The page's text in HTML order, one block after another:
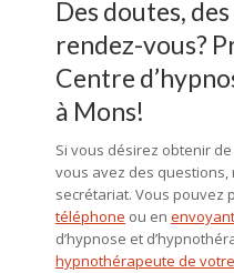
Des doutes,
rendez-vous?
Centre
à Mons!
Si vous désirez obtenir
vous avez des questions,
secrétariat. Vous pouvez
téléphone ou en
d’hypnose et
hypnothérapeute de